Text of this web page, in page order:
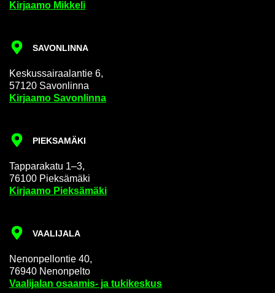
Kir­jaa­mo Mik­ke­li
SA­VON­LIN­NA
Kes­kus­sai­raa­lan­tie 6,
57120 Sa­von­lin­na
Kir­jaa­mo Sa­von­lin­na
PIEK­SA­MÄ­KI
Tap­pa­ra­ka­tu 1–3,
76100 Piek­sä­mä­ki
Kir­jaa­mo Piek­sä­mä­ki
VAA­LI­JA­LA
Ne­non­pel­lon­tie 40,
76940 Ne­non­pel­to
Vaa­li­ja­lan osaamis-​ ja tu­ki­kes­kus